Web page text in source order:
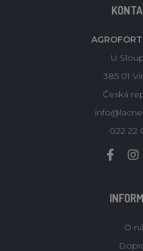
U
385 01
Česká
022 22
O